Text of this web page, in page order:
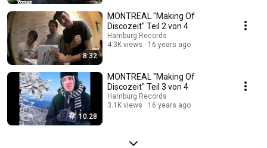
8:32
MONTREAL "Making Of
Discozeit" Teil 2 von 4
Hamburg Records
4.3K views
16 years ago
10:28
MONTREAL "Making Of
Discozeit" Teil 3 von 4
Hamburg Records
3.1K views
16 years ago